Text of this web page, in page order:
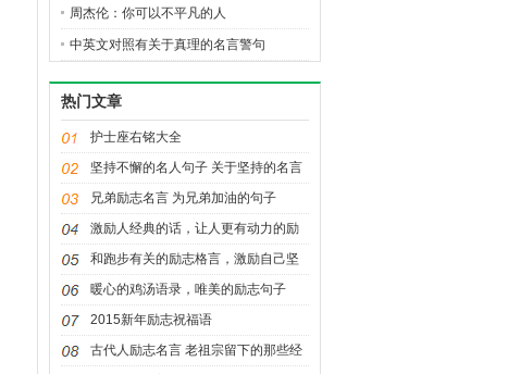
周杰伦：你可以不平凡的人
中英文对照有关于真理的名言警句
热门文章
护士座右铭大全
坚持不懈的名人句子 关于坚持的名言
兄弟励志名言 为兄弟加油的句子
激励人经典的话，让人更有动力的励
志句子
和跑步有关的励志格言，激励自己坚
持跑步的名言
暖心的鸡汤语录，唯美的励志句子
2015新年励志祝福语
古代人励志名言 老祖宗留下的那些经